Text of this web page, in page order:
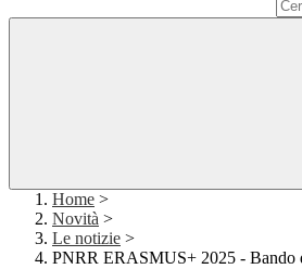
Home >
Novità >
Le notizie >
PNRR ERASMUS+ 2025 -